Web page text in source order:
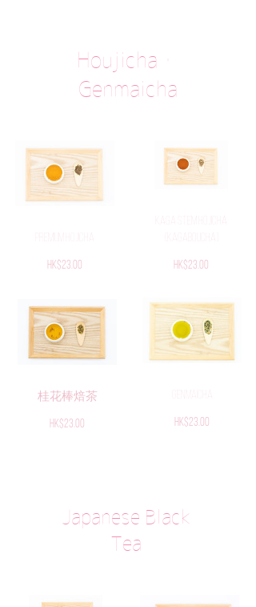
Houjicha・
Genmaicha
HK$23.00 HK$23.00
桂花棒焙茶
HK$23.00 HK$23.00
Japanese Black
Tea